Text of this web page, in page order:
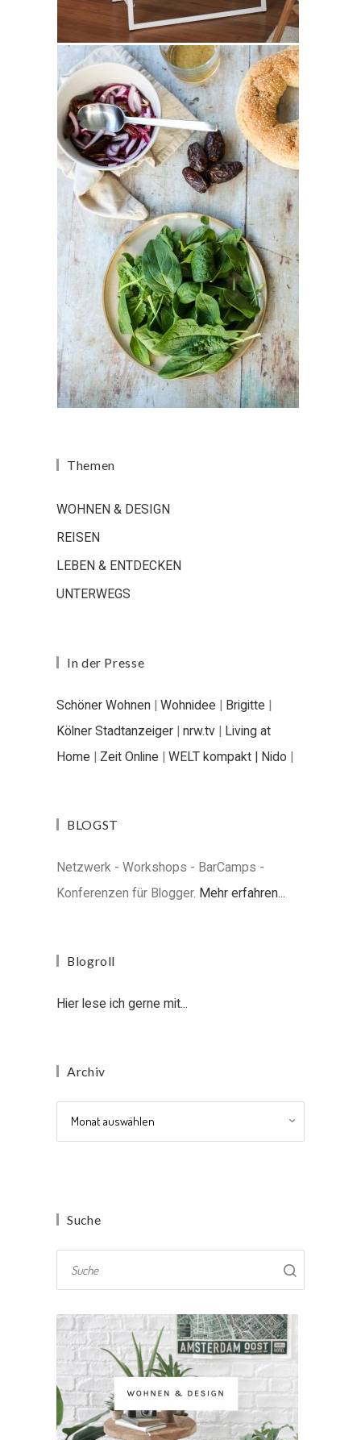
Themen
WOHNEN & DESIGN
REISEN
LEBEN & ENTDECKEN
UNTERWEGS
In der Presse
Schöner Wohnen | Wohnidee | Brigitte |
Kölner Stadtanzeiger | nrw.tv | Living at
Home | Zeit Online | WELT kompakt | Nido |
BLOGST
Netzwerk - Workshops - BarCamps -
Konferenzen für Blogger. Mehr erfahren...
Blogroll
Hier lese ich gerne mit...
Archiv
Suche